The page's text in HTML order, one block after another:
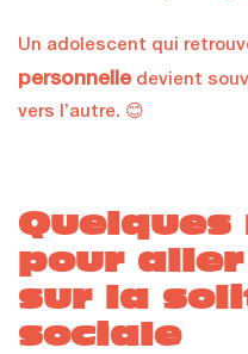
Un adolescent qui
personnelle devient
vers l’autre. 😊
Quelques
pour
sur la
sociale